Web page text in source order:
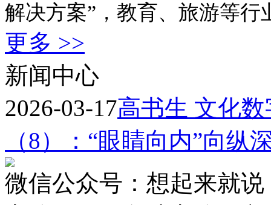
解决方案”，教育、旅游等
更多 >>
新闻中心
2026-03-17高书生 文化
（8）：“眼睛向内”向纵
微信公众号：想起来就